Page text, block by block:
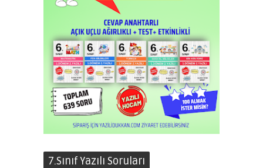
7.Sınıf Yazılı Soruları